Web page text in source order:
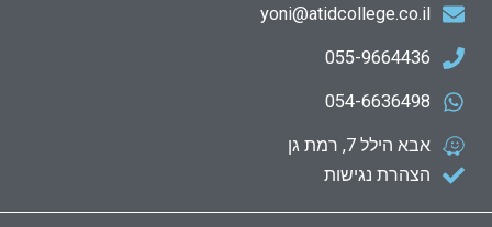
yoni@atidcollege.co.il
055-9664436
054-6636498
אבא הילל 7, רמת גן
הצהרת נגישות